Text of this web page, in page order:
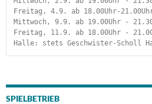
Freitag, 4.9. ab 18.00Uhr-
Mittwoch, 9.9. ab 19.00Uhr -
Freitag, 11.9. ab 18.00Uhr -
Halle: stets Geschwister-Scholl
SPIELBETRIEB